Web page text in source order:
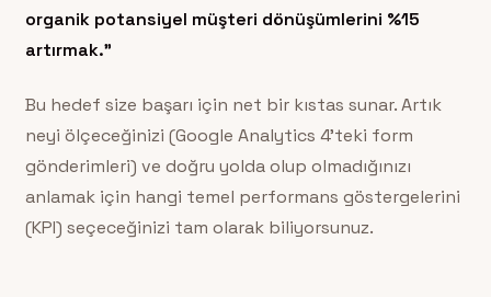
organik potansiyel müşteri dönüşümlerini %15
artırmak.”
Bu hedef size başarı için net bir kıstas sunar. Artık
neyi ölçeceğinizi (Google Analytics 4’teki form
gönderimleri) ve doğru yolda olup olmadığınızı
anlamak için hangi temel performans göstergelerini
(KPI) seçeceğinizi tam olarak biliyorsunuz.